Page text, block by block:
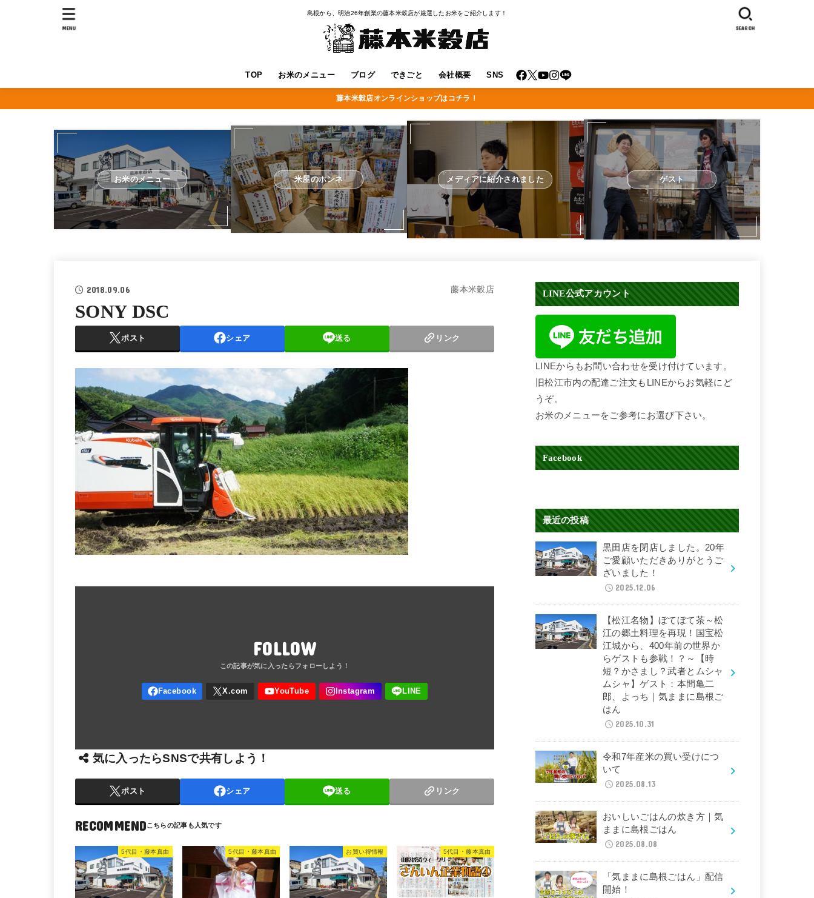
島根から、明治26年創業の藤本米穀店が厳選したお米をご紹介します！
TOP お米のメニュー ブログ できごと 会社概要 SNS
SEARCH
MENU
藤本米穀店オンラインショップはコチラ！
お米のメニュー 米屋のホンネ メディアに紹介されました ゲスト
2018.09.06 藤本米穀店
SONY DSC
ポスト シェア 送る リンク
FOLLOW
気に入ったらSNSで共有しよう！
ポスト シェア 送る リンク
RECOMMEND
5代目・藤本真由 5代目・藤本真由 お買い得情報 5代目・藤本真由
LINE公式アカウント
LINEからもお問い合わせを受け付けています。
旧松江市内の配達ご注文もLINEからお気軽にど
うぞ。
お米のメニューをご参考にお選び下さい。
Facebook
最近の投稿
黒田店を閉店しました。20年
ご愛顧いただきありがとうご
ざいました！
2025.12.06
【松江名物】ぼてぼて茶～松
江の郷土料理を再現！国宝松
江城から、400年前の世界か
らゲストも参戦！？～【時
短？かさまし？武者とムシャ
ムシャ】ゲスト：本間亀二
郎、よっち｜気ままに島根ご
はん
2025.10.31
令和7年産米の買い受けにつ
いて
2025.08.13
おいしいごはんの炊き方｜気
ままに島根ごはん
2025.08.08
「気ままに島根ごはん」配信
開始！